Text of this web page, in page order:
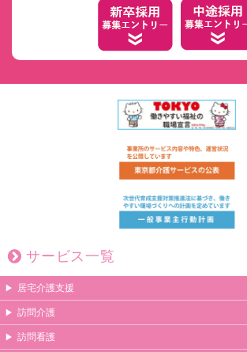
サービス一覧
居宅介護支援
訪問介護
訪問看護